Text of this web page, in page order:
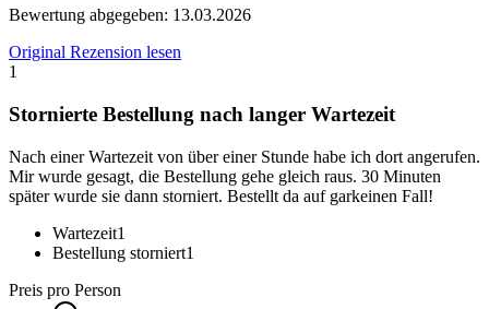
Bewertung abgegeben: 13.03.2026
Original Rezension lesen
1
Stornierte Bestellung nach langer Wartezeit
Nach einer Wartezeit von über einer Stunde habe ich dort angerufen.
Mir wurde gesagt, die Bestellung gehe gleich raus. 30 Minuten
später wurde sie dann storniert. Bestellt da auf garkeinen Fall!
Wartezeit1
Bestellung storniert1
Preis pro Person